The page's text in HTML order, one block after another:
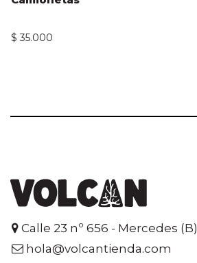
$ 35.000
Calle 23 nº 656 - Mercedes (B)
hola@volcantienda.com